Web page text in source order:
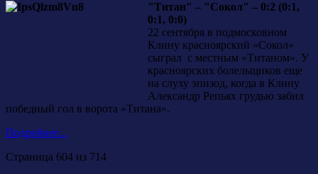
"Титан" – "Сокол" – 0:2 (0:1,
0:1, 0:0)
22 сентября в подмосковном
Клину красноярский «Сокол»
сыграл с местным «Титаном». У
красноярских болельщиков еще
на слуху эпизод, когда в Клину
Александр Репьях грудью забил
победный гол в ворота «Титана».
Подробнее...
Страница 604 из 714